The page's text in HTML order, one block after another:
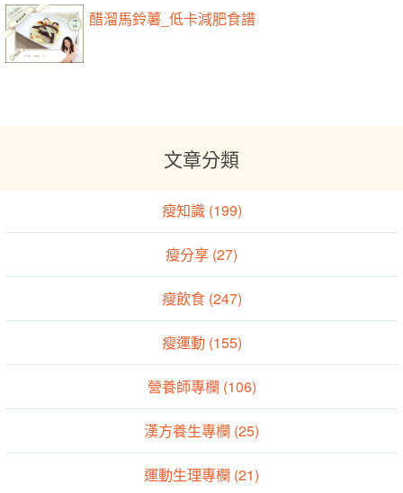
醋溜馬鈴薯_低卡減肥食譜
文章分類
瘦知識 (199)
瘦分享 (27)
瘦飲食 (247)
瘦運動 (155)
營養師專欄 (106)
漢方養生專欄 (25)
運動生理專欄 (21)